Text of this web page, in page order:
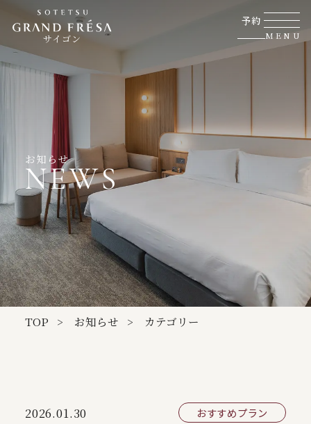
サイゴン
予約
MENU
お知らせ
NEWS
TOP お知らせ カテゴリー
2026.01.30
おすすめプラン